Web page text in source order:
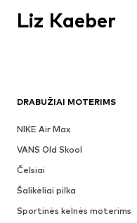
DRABUŽIAI MOTERIMS
NIKE Air Max
VANS Old Skool
Čelsiai
Šalikėliai pilka
Sportinės kelnės moterims
Liz Kaeber